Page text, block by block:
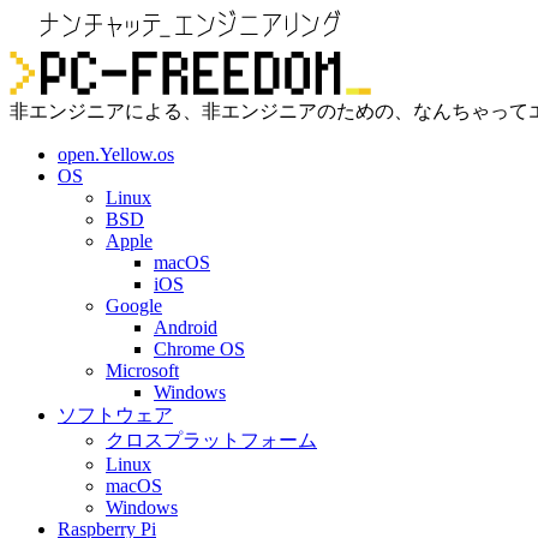
非エンジニアによる、非エンジニアのための、なんちゃって
open.Yellow.os
OS
Linux
BSD
Apple
macOS
iOS
Google
Android
Chrome OS
Microsoft
Windows
ソフトウェア
クロスプラットフォーム
Linux
macOS
Windows
Raspberry Pi